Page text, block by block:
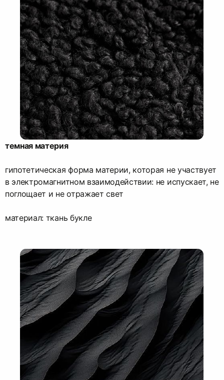
темная материя
гипотетическая форма материи, которая не участвует
в электромагнитном взаимодействии: не испускает, не
поглощает и не отражает свет
материал: ткань букле